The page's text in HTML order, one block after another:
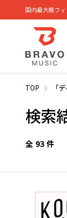
国内最大級フ
TOP 「
検索
全 93 件